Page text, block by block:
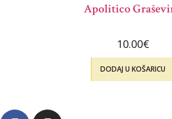
Apolitico
10.00€
DODAJ U KOŠARICU